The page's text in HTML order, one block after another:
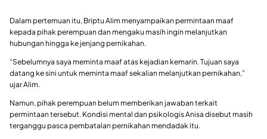
Dalam pertemuan itu, Briptu Alim menyampaikan permintaan maaf
kepada pihak perempuan dan mengaku masih ingin melanjutkan
hubungan hingga ke jenjang pernikahan.
“Sebelumnya saya meminta maaf atas kejadian kemarin. Tujuan saya
datang ke sini untuk meminta maaf sekalian melanjutkan pernikahan,”
ujar Alim.
Namun, pihak perempuan belum memberikan jawaban terkait
permintaan tersebut. Kondisi mental dan psikologis Anisa disebut masih
terganggu pasca pembatalan pernikahan mendadak itu.